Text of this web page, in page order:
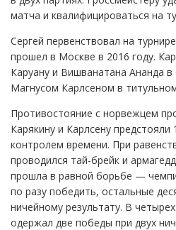
матча и квалифицироваться на
Сергей первенствовал на
прошел в Москве в 2016 году.
Каруану и Вишванатана Ананда
Магнусом Карлсеном в
Противостояние с норвежцем
Карякину и Карлсену предстояли
контролем времени. При
проводился тай-брейк и
прошла в равной борьбе —
по разу победить, остальные
ничейному результату. В
одержал две победы при двух